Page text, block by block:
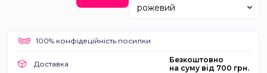
рожевий
100% конфідеційність посилки
Доставка
Безкоштовно
на суму від 700 грн.